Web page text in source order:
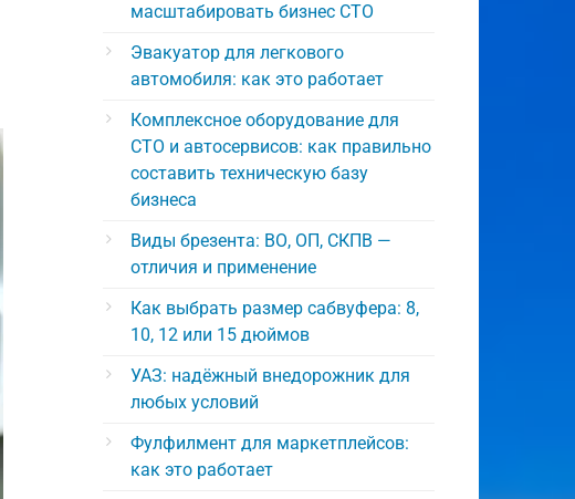
масштабировать бизнес СТО
Эвакуатор для легкового
автомобиля: как это работает
Комплексное оборудование для
СТО и автосервисов: как правильно
составить техническую базу
бизнеса
Виды брезента: ВО, ОП, СКПВ —
отличия и применение
Как выбрать размер сабвуфера: 8,
10, 12 или 15 дюймов
УАЗ: надёжный внедорожник для
любых условий
Фулфилмент для маркетплейсов:
как это работает